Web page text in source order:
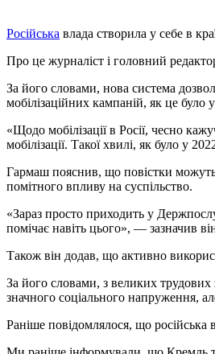
Російська влада створила у себе в
Про це журналіст і головний
За його словами, нова система
мобілізаційних кампаній, як це було
«Щодо мобілізації в Росії, чесно
мобілізації. Такої хвилі, як було у
Гармаш пояснив, що повістки можуть
помітного впливу на суспільство.
«Зараз просто приходить у
помічає навіть цього», — зазначив
Також він додав, що активно
За його словами, з великих
значного соціального напруження,
Раніше повідомлялося, що російська